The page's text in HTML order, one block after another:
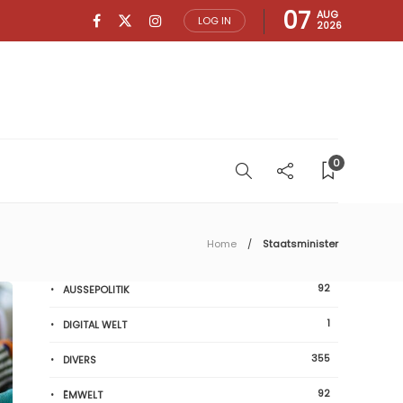
LOG IN 07 AUG
2026
0
Home Staatsminister
AUSSEPOLITIK 92
DIGITAL WELT 1
DIVERS 355
ËMWELT 92